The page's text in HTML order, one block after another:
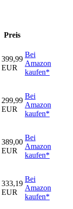
Preis
399,99
EUR
Bei
Amazon
kaufen*
299,99
EUR
Bei
Amazon
kaufen*
389,00
EUR
Bei
Amazon
kaufen*
333,19
EUR
Bei
Amazon
kaufen*